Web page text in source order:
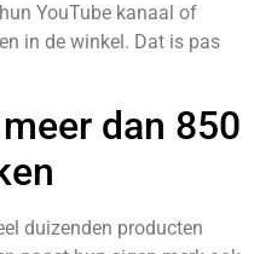
YouTube kanaal of
in de winkel. Dat is pas
dan 850
duizenden producten